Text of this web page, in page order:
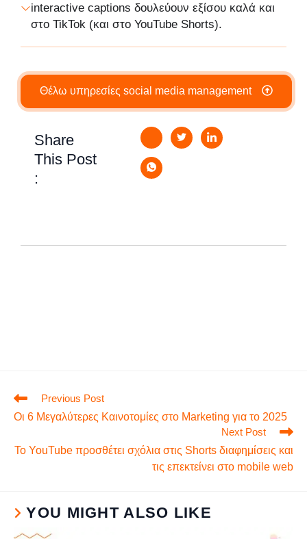
interactive captions δουλεύουν εξίσου καλά και
στο TikTok (και στο YouTube Shorts).
Θέλω υπηρεσίες social media management
Share
This Post
:
Previous Post
Οι 6 Μεγαλύτερες Καινοτομίες στο Marketing για το 2025
Next Post
Το YouTube προσθέτει σχόλια στις Shorts διαφημίσεις και
τις επεκτείνει στο mobile web
YOU MIGHT ALSO LIKE